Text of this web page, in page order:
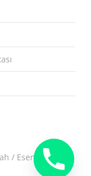
/ Esenler /